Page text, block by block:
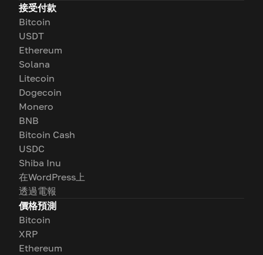
接受付款
Bitcoin
USDT
Ethereum
Solana
Litecoin
Dogecoin
Monero
BNB
Bitcoin Cash
USDC
Shiba Inu
在WordPress上
透過電報
價格預測
Bitcoin
XRP
Ethereum